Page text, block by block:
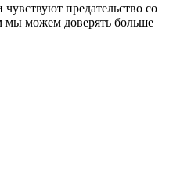
предательство со
мы можем доверять больше